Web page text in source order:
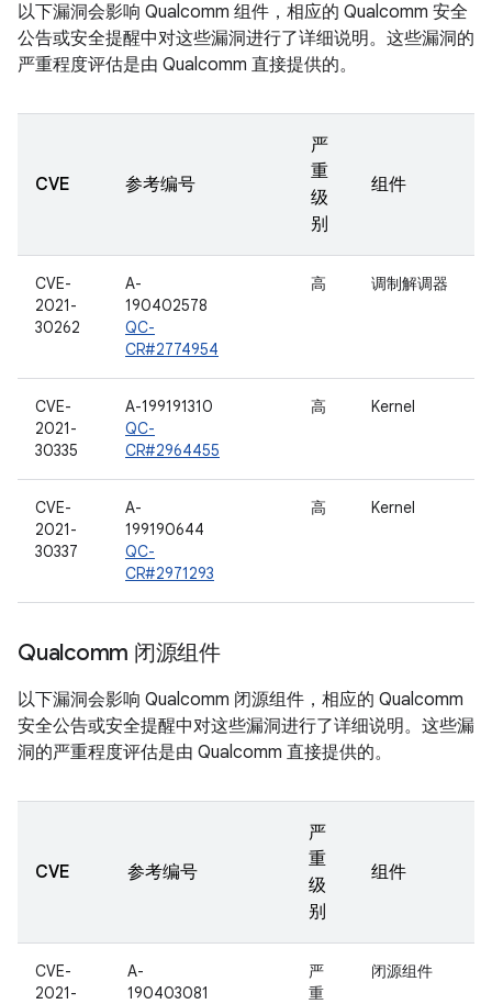
以下漏洞会影响 Qualcomm 组件，相应的 Qualcomm 安全
公告或安全提醒中对这些漏洞进行了详细说明。这些漏洞的
严重程度评估是由 Qualcomm 直接提供的。
CVE 参考编号
严
重
级
别
组件
CVE-
2021-
30262
A-
190402578
QC-
CR#2774954
高 调制解调器
CVE-
2021-
30335
A-199191310
QC-
CR#2964455
高 Kernel
CVE-
2021-
30337
A-
199190644
QC-
CR#2971293
高 Kernel
Qualcomm 闭源组件
以下漏洞会影响 Qualcomm 闭源组件，相应的 Qualcomm
安全公告或安全提醒中对这些漏洞进行了详细说明。这些漏
洞的严重程度评估是由 Qualcomm 直接提供的。
CVE 参考编号
严
重
级
别
组件
CVE-
2021-
A-
190403081
严
重
闭源组件